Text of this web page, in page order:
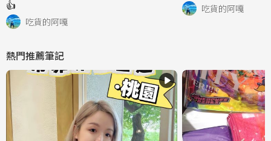
👍
吃貨的阿嘎
吃貨的阿嘎
熱門推薦筆記